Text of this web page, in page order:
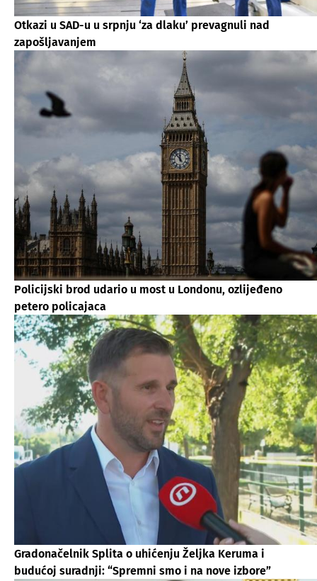
Otkazi u SAD-u u srpnju ‘za dlaku’ prevagnuli nad
zapošljavanjem
Policijski brod udario u most u Londonu, ozlijeđeno
petero policajaca
Gradonačelnik Splita o uhićenju Željka Keruma i
budućoj suradnji: “Spremni smo i na nove izbore”